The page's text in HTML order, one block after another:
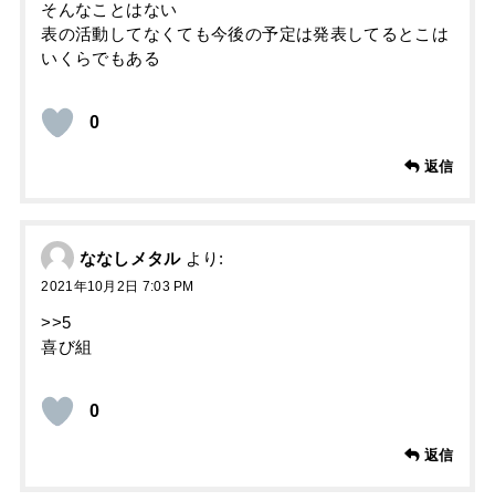
そんなことはない
表の活動してなくても今後の予定は発表してるとこは
いくらでもある
0
返信
ななしメタル より:
2021年10月2日 7:03 PM
>>5
喜び組
0
返信